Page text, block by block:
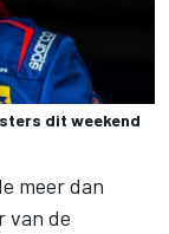
dit weekend
meer dan
van de